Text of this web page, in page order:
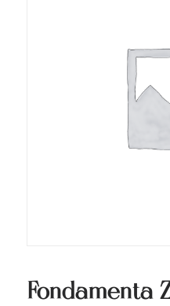
Fondamenta